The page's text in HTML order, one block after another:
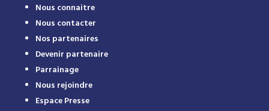
Nous connaitre
Nous contacter
Nos partenaires
Devenir partenaire
Parrainage
Nous rejoindre
Espace Presse